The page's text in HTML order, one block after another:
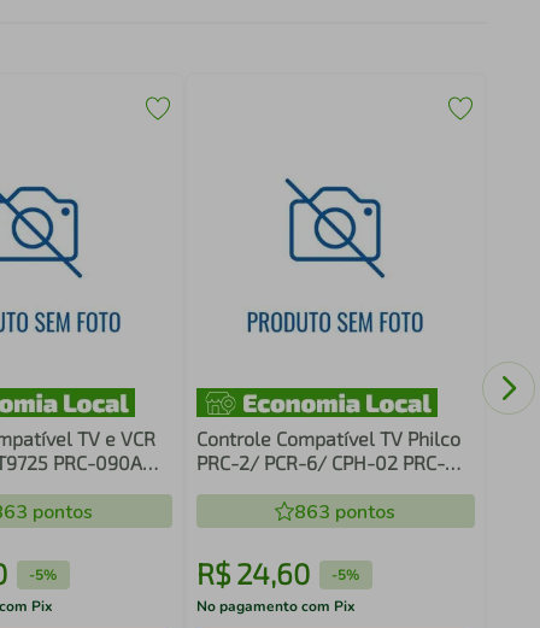
TV e VCR
PRC-090A
pontos
-5%
Pix
Controle Compatível TV Philco
PRC-2/ PCR-6/ CPH-02 PRC-
863 pontos
R$ 24,60 -5%
No pagamento com Pix